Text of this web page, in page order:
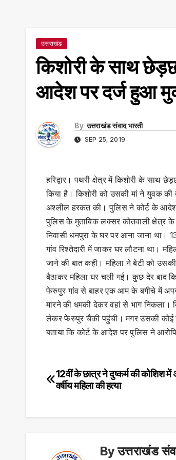
उत्तराखंड
किशोरी के साथ
आदेश पर दर्ज हुआ
By उत्तराखंड संवाद भारती
SEP 25, 2019
हरिद्वार। पथरी क्षेत्र में किशोरी के
किया है। किशोरी को उसकी मां ने युवक
अश्लील हरकत की। पुलिस ने कोर्ट के आदेश
पुलिस के मुताबिक लक्सर कोतवाली क्षेत्र के
निवासी धनपुरा के घर पर आना जाना था।
गांव रिश्तेदारी में जाकर घर लौटना था।
जाने की बात कही। महिला ने बेटी को
बैठाकर महिला घर चली गई। कुछ देर बाद
फेरुपुर गांव से बाहर एक आम के बगीचे में
मारने की धमकी देकर वहां से भाग निकला।
लेकर फेरुपुर चैकी पहुंची। मगर उसकी कोई
बताया कि कोर्ट के आदेश पर पुलिस ने
Post
12वीं के छात्र ने दुष्कर्म की कोशिश
वर्षीय महिला की हत्या
Byउत्तराखंड